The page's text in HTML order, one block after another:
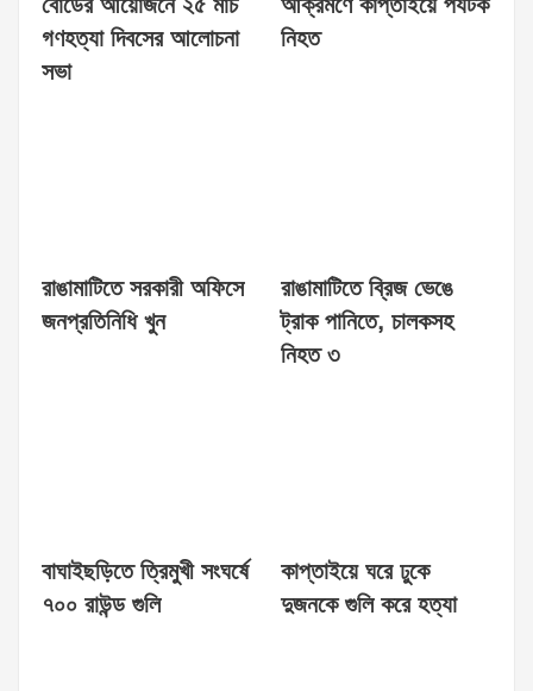
গণহত্যা দিবসের আলোচনা
সভা
নিহত
রাঙামাটিতে সরকারী অফিসে
জনপ্রতিনিধি খুন
রাঙামাটিতে ব্রিজ ভেঙে
ট্রাক পানিতে, চালকসহ
নিহত ৩
বাঘাইছড়িতে ত্রিমুখী সংঘর্ষে
৭০০ রাউন্ড গুলি
কাপ্তাইয়ে ঘরে ঢুকে
দুজনকে গুলি করে হত্যা